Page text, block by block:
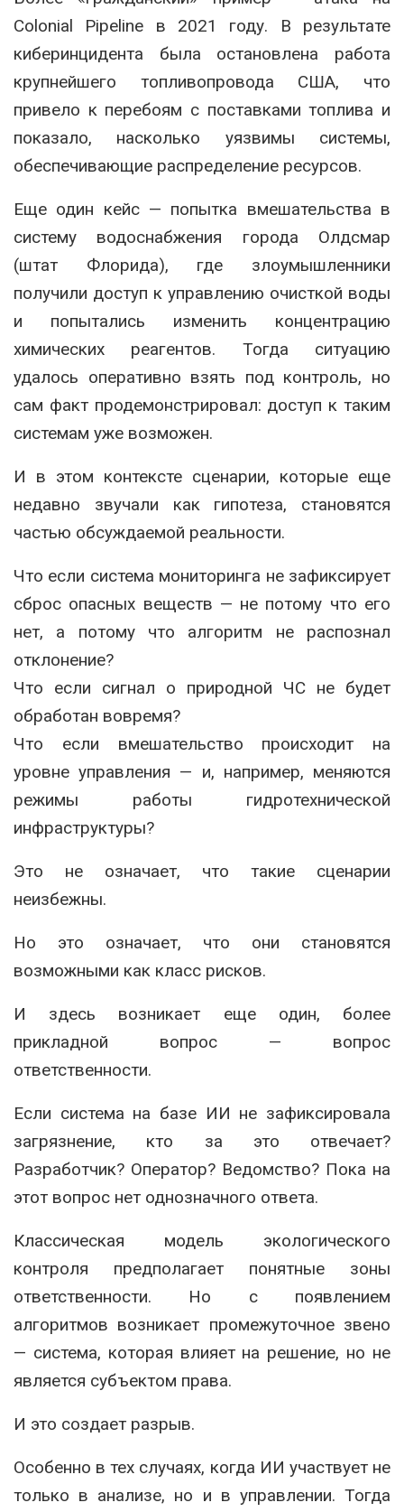
Colonial Pipeline в 2021 году. В результате
киберинцидента была остановлена работа
крупнейшего топливопровода США, что
привело к перебоям с поставками топлива и
показало, насколько уязвимы системы,
обеспечивающие распределение ресурсов.
Еще один кейс — попытка вмешательства в
систему водоснабжения города Олдсмар
(штат Флорида), где злоумышленники
получили доступ к управлению очисткой воды
и попытались изменить концентрацию
химических реагентов. Тогда ситуацию
удалось оперативно взять под контроль, но
сам факт продемонстрировал: доступ к таким
системам уже возможен.
И в этом контексте сценарии, которые еще
недавно звучали как гипотеза, становятся
частью обсуждаемой реальности.
Что если система мониторинга не зафиксирует
сброс опасных веществ — не потому что его
нет, а потому что алгоритм не распознал
отклонение?
Что если сигнал о природной ЧС не будет
обработан вовремя?
Что если вмешательство происходит на
уровне управления — и, например, меняются
режимы работы гидротехнической
инфраструктуры?
Это не означает, что такие сценарии
неизбежны.
Но это означает, что они становятся
возможными как класс рисков.
И здесь возникает еще один, более
прикладной вопрос — вопрос
ответственности.
Если система на базе ИИ не зафиксировала
загрязнение, кто за это отвечает?
Разработчик? Оператор? Ведомство? Пока на
этот вопрос нет однозначного ответа.
Классическая модель экологического
контроля предполагает понятные зоны
ответственности. Но с появлением
алгоритмов возникает промежуточное звено
— система, которая влияет на решение, но не
является субъектом права.
И это создает разрыв.
Особенно в тех случаях, когда ИИ участвует не
только в анализе, но и в управлении. Тогда